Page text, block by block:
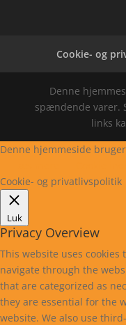
Cookie- og
Denne
spændende varer.
links
Denne hjemmeside
Cookie- og privatlivspolitik
Luk
Privacy Overview
This website uses
navigate through the
that are categorized as
they are essential for the
website. We also use